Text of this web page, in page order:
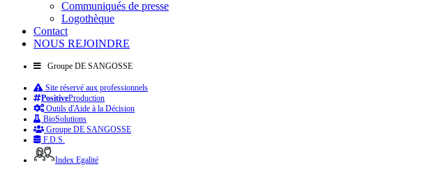
Communiqués de presse
Logothèque
Contact
NOUS REJOINDRE
Groupe DE SANGOSSE
Site réservé aux professionnels
PositiveProduction
Outils d'Aide à la Décision
BioSolutions
Groupe DE SANGOSSE
F.D.S.
Index Egalité